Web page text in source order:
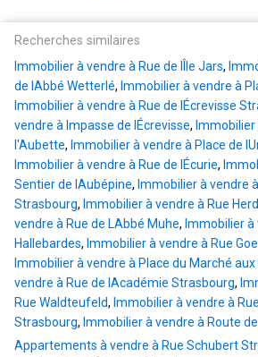
Recherches similaires
Immobilier à vendre à Rue de lÎle Jars,
de lAbbé Wetterlé, Immobilier à vendre à
Immobilier à vendre à Rue de lÉcrevisse
vendre à Impasse de lÉcrevisse, Immobilier
l'Aubette, Immobilier à vendre à Place de
Immobilier à vendre à Rue de lÉcurie,
Sentier de lAubépine, Immobilier à vendre
Strasbourg, Immobilier à vendre à Rue
vendre à Rue de LAbbé Muhe, Immobilier à
Hallebardes, Immobilier à vendre à Rue
Immobilier à vendre à Place du Marché aux
vendre à Rue de lAcadémie Strasbourg,
Rue Waldteufeld, Immobilier à vendre à
Strasbourg, Immobilier à vendre à Route
Appartements à vendre à Rue Schubert